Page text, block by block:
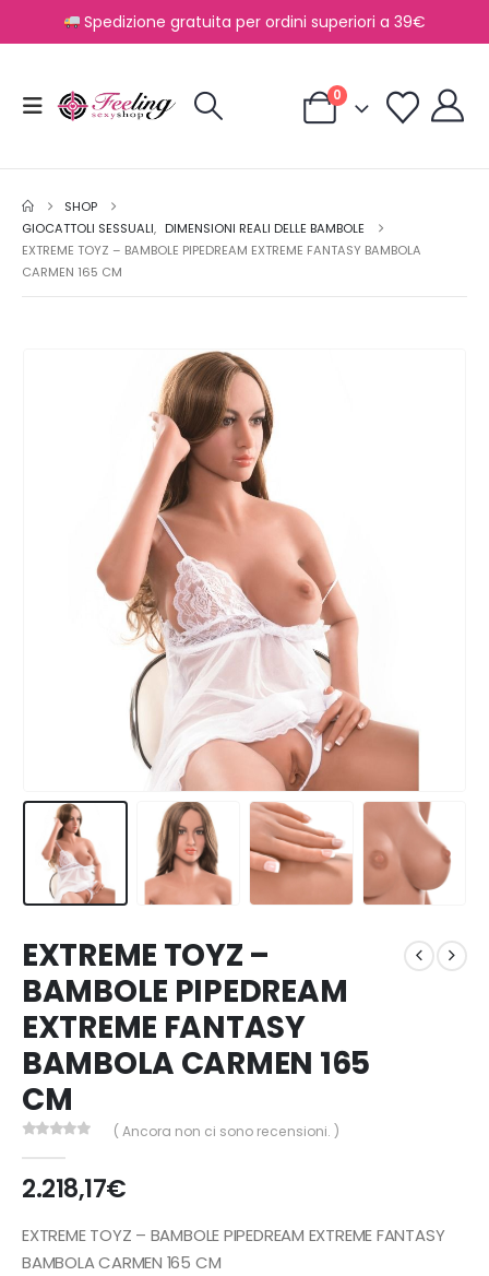
Spedizione gratuita per ordini superiori a 39€
0
SHOP
GIOCATTOLI SESSUALI, DIMENSIONI REALI DELLE BAMBOLE
EXTREME TOYZ – BAMBOLE PIPEDREAM EXTREME FANTASY BAMBOLA
CARMEN 165 CM
EXTREME TOYZ –
BAMBOLE PIPEDREAM
EXTREME FANTASY
BAMBOLA CARMEN 165
CM
( Ancora non ci sono recensioni. )
2.218,17€
EXTREME TOYZ – BAMBOLE PIPEDREAM EXTREME FANTASY
BAMBOLA CARMEN 165 CM